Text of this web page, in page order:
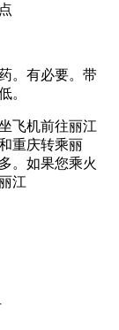
。有必要。带
。
飞机前往丽江
重庆转乘丽
。如果您乘火
江